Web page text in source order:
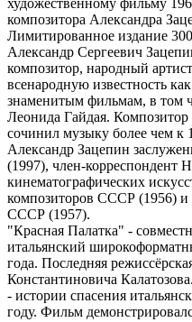
композитора Александра
Лимитированное издание
Александр Сергеевич
композитор, народный
всенародную известность
знаменитым фильмам, в том
Леонида Гайдая. Композитор
сочинил музыку более чем
Александр Зацепин
(1997), член-корреспондент
кинематографических
композиторов СССР (1956) и
СССР (1957).
"Красная Палатка" -
итальянский
года. Последняя
Константиновича
- истории спасения
году. Фильм